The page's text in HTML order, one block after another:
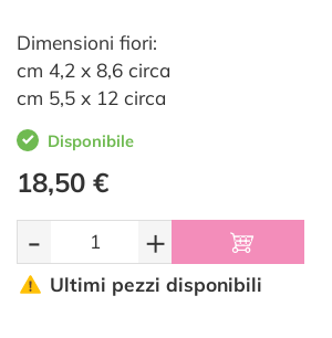
Dimensioni fiori:
cm 4,2 x 8,6 circa
cm 5,5 x 12 circa
Disponibile
18,50 €
- +
Ultimi pezzi disponibili